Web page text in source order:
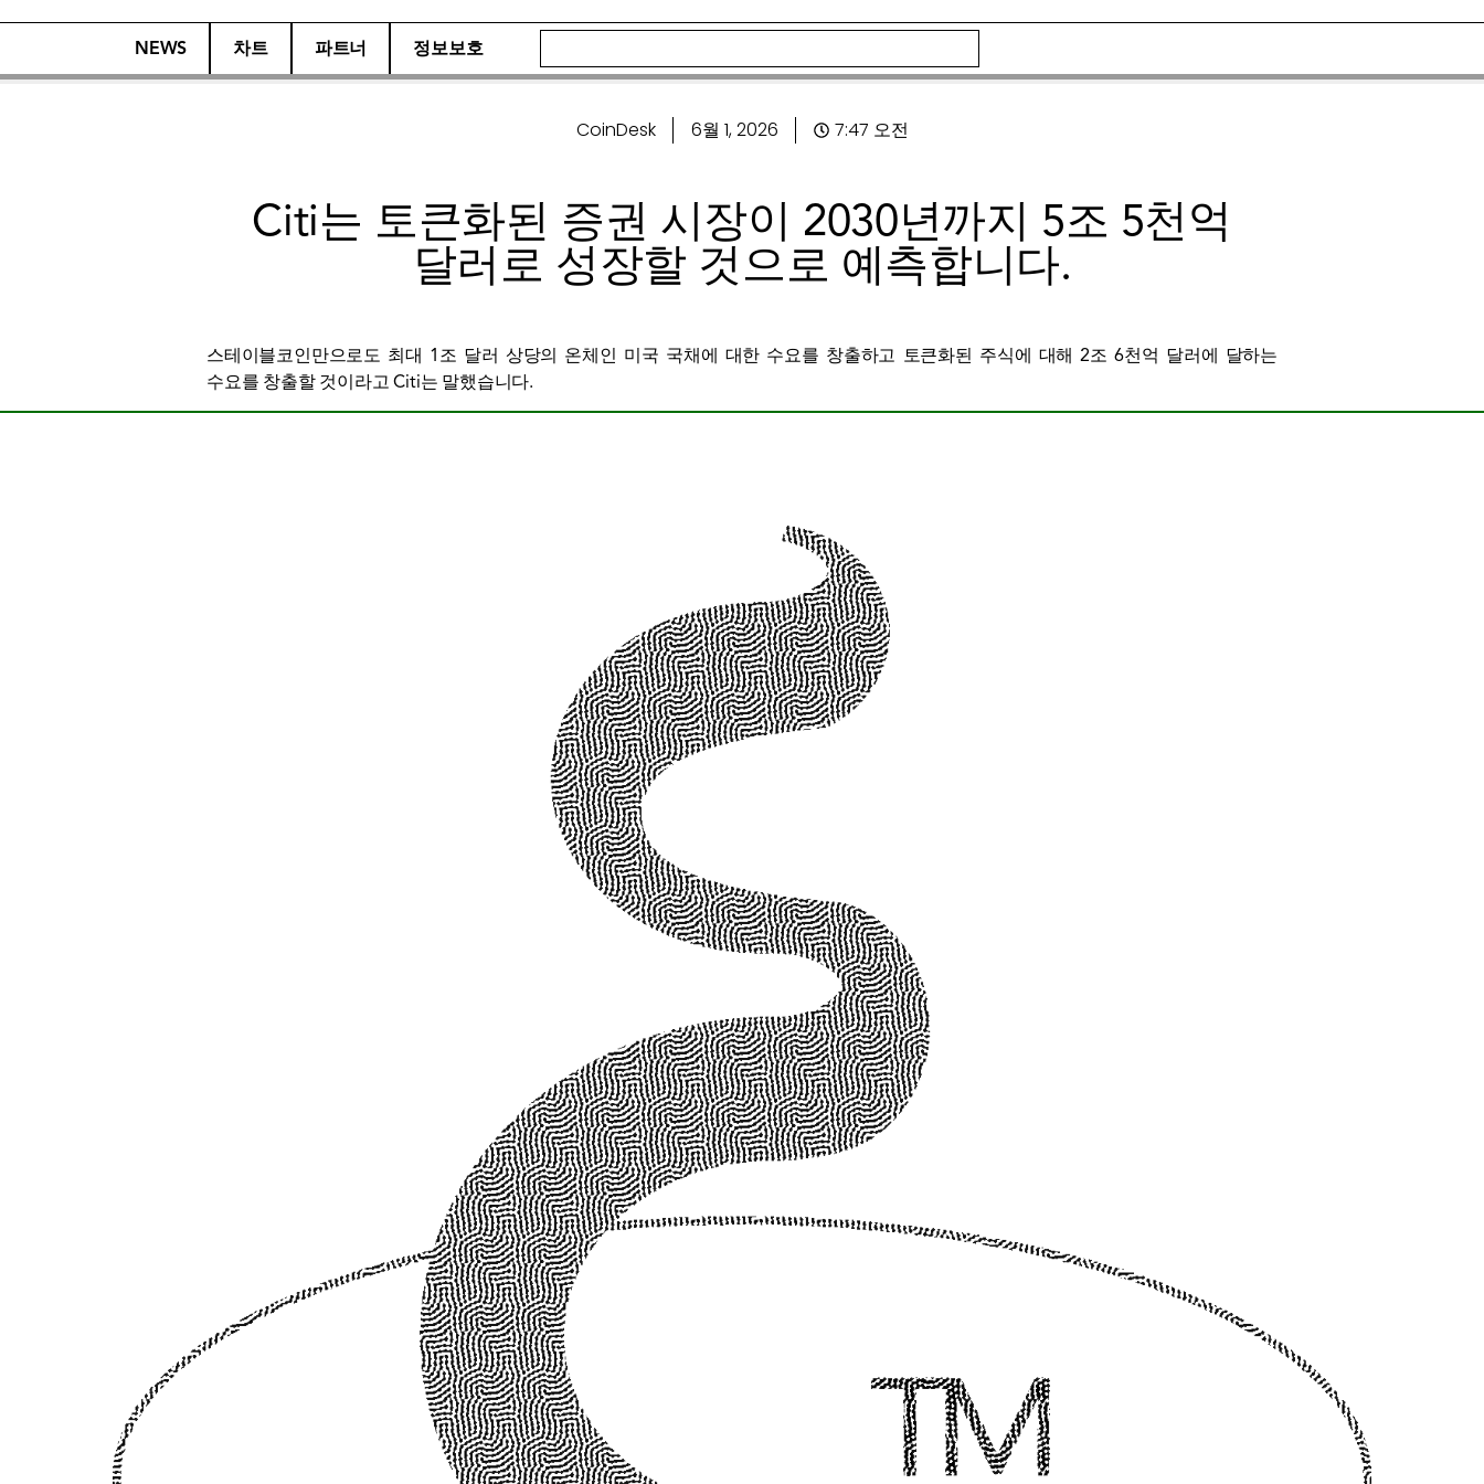
NEWS 차트 파트너 정보보호
CoinDesk 6월 1, 2026 7:47 오전
Citi는 토큰화된 증권 시장이 2030년까지 5조 5천억
달러로 성장할 것으로 예측합니다.
스테이블코인만으로도 최대 1조 달러 상당의 온체인 미국 국채에 대한 수요를 창출하고 토큰화된 주식에 대해 2조 6천억 달러에 달하는
수요를 창출할 것이라고 Citi는 말했습니다.